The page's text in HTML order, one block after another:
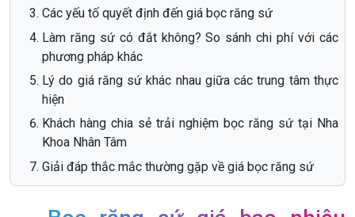
Các yếu tố quyết định đến giá bọc răng sứ
Làm răng sứ có đắt không? So sánh chi phí với các
phương pháp khác
Lý do giá răng sứ khác nhau giữa các trung tâm thực
hiện
Khách hàng chia sẻ trải nghiệm bọc răng sứ tại Nha
Khoa Nhân Tâm
Giải đáp thắc mắc thường gặp về giá bọc răng sứ